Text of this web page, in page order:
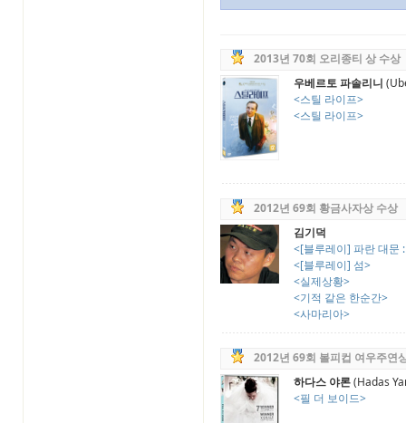
2013년 70회 오리종티 상 수상
우베르토 파솔리니
<스틸 라이프>
<스틸 라이프>
2012년 69회 황금사자상 수상
김기덕
<[블루레이] 파란 대문
<[블루레이] 섬>
<실제상황>
<기적 같은 한순간>
<사마리아>
2012년 69회 볼피컵 여우주연
하다스 야론(Hadas
<필 더 보이드>